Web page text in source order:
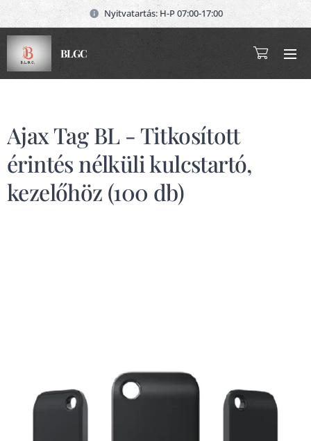
Nyitvatartás: H-P 07:00-17:00
BLGC
Ajax Tag BL - Titkosított
érintés nélküli kulcstartó,
kezelőhöz (100 db)